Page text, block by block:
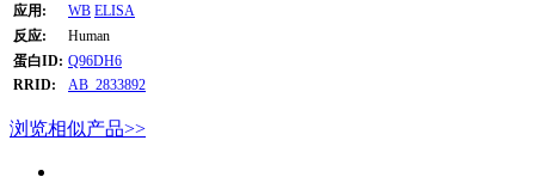
应用:
WB ELISA
反应:
Human
蛋白ID: Q96DH6
RRID:
AB_2833892
浏览相似产品>>